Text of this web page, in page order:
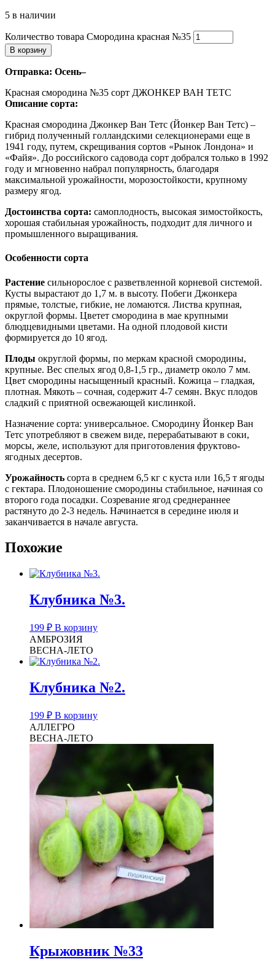
5 в наличии
Количество товара Смородина красная №35
В корзину
Отправка: Осень–
Красная смородина №35 сорт ДЖОНКЕР ВАН ТЕТС
Описание сорта:
Красная смородина Джонкер Ван Тетс (Йонкер Ван Тетс) –
гибрид полученный голландскими селекционерами еще в
1941 году, путем, скрещивания сортов «Рынок Лондона» и
«Файя». До российского садовода сорт добрался только в 1992
году и мгновенно набрал популярность, благодаря
максимальной урожайности, морозостойкости, крупному
размеру ягод.
Достоинства сорта: самоплодность, высокая зимостойкость,
хорошая стабильная урожайность, подходит для личного и
промышленного выращивания.
Особенности сорта
Растение сильнорослое с разветвленной корневой системой.
Кусты вырастают до 1,7 м. в высоту. Побеги Джонкера
прямые, толстые, гибкие, не ломаются. Листва крупная,
округлой формы. Цветет смородина в мае крупными
блюдцевидными цветами. На одной плодовой кисти
формируется до 10 ягод.
Плоды округлой формы, по меркам красной смородины,
крупные. Вес спелых ягод 0,8-1,5 гр., диаметр около 7 мм.
Цвет смородины насыщенный красный. Кожица – гладкая,
плотная. Мякоть – сочная, содержит 4-7 семян. Вкус плодов
сладкий с приятной освежающей кислинкой.
Назначение сорта: универсальное. Смородину Йонкер Ван
Тетс употребляют в свежем виде, перерабатывают в соки,
морсы, желе, используют для приготовления фруктово-
ягодных десертов.
Урожайность сорта в среднем 6,5 кг с куста или 16,5 т ягоды
с гектара. Плодоношение смородины стабильное, начиная со
второго года посадки. Созревание ягод среднераннее
растянуто до 2-3 недель. Начинается в середине июля и
заканчивается в начале августа.
Похожие
Клубника №3.
199 ₽ В корзину
АМБРОЗИЯ
ВЕСНА-ЛЕТО
Клубника №2.
199 ₽ В корзину
АЛЛЕГРО
ВЕСНА-ЛЕТО
Крыжовник №33